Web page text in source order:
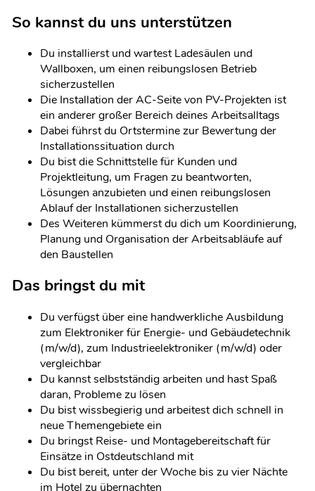
So kannst du uns unterstützen
Du installierst und wartest Ladesäulen und
Wallboxen, um einen reibungslosen Betrieb
sicherzustellen
Die Installation der AC-Seite von PV-Projekten ist
ein anderer großer Bereich deines Arbeitsalltags
Dabei führst du Ortstermine zur Bewertung der
Installationssituation durch
Du bist die Schnittstelle für Kunden und
Projektleitung, um Fragen zu beantworten,
Lösungen anzubieten und einen reibungslosen
Ablauf der Installationen sicherzustellen
Des Weiteren kümmerst du dich um Koordinierung,
Planung und Organisation der Arbeitsabläufe auf
den Baustellen
Das bringst du mit
Du verfügst über eine handwerkliche Ausbildung
zum Elektroniker für Energie- und Gebäudetechnik
(m/w/d), zum Industrieelektroniker (m/w/d) oder
vergleichbar
Du kannst selbstständig arbeiten und hast Spaß
daran, Probleme zu lösen
Du bist wissbegierig und arbeitest dich schnell in
neue Themengebiete ein
Du bringst Reise- und Montagebereitschaft für
Einsätze in Ostdeutschland mit
Du bist bereit, unter der Woche bis zu vier Nächte
im Hotel zu übernachten